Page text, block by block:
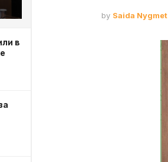
в
by Saida Nygmet